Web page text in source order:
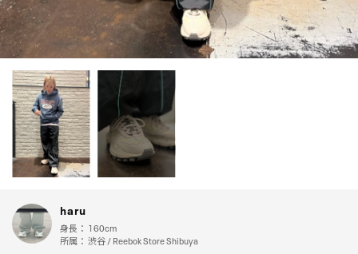
haru
身長： 160cm
所属： 渋谷 / Reebok Store Shibuya